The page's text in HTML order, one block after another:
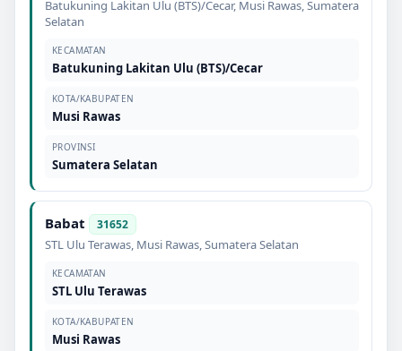
Batukuning Lakitan Ulu (BTS)/Cecar, Musi Rawas,Sumatera
Selatan
KECAMATAN
Batukuning Lakitan Ulu (BTS)/Cecar
KOTA/KABUPATEN
Musi Rawas
PROVINSI
Sumatera Selatan
Babat 31652
STL Ulu Terawas, Musi Rawas,Sumatera Selatan
KECAMATAN
STL Ulu Terawas
KOTA/KABUPATEN
Musi Rawas